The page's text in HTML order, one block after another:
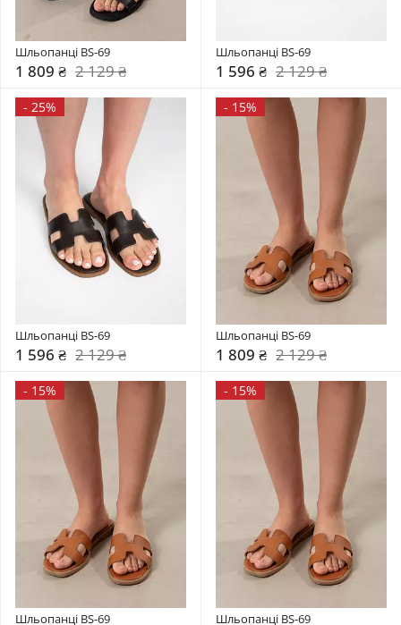
Шльопанці BS-69
1 809 ₴ 2 129 ₴
Шльопанці BS-69
1 596 ₴ 2 129 ₴
- 25%
Шльопанці BS-69
1 596 ₴ 2 129 ₴
- 15%
Шльопанці BS-69
1 809 ₴ 2 129 ₴
- 15%
Шльопанці BS-69
- 15%
Шльопанці BS-69